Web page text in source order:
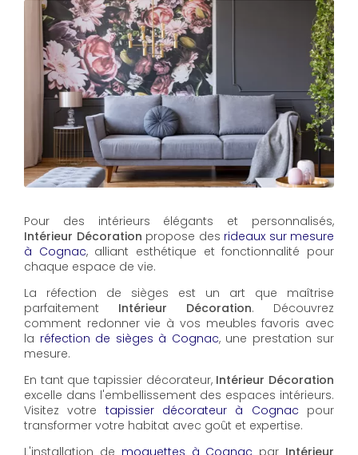
Pour des intérieurs élégants et personnalisés,
Intérieur Décoration propose des rideaux sur mesure
à Cognac, alliant esthétique et fonctionnalité pour
chaque espace de vie.
La réfection de sièges est un art que maîtrise
parfaitement Intérieur Décoration. Découvrez
comment redonner vie à vos meubles favoris avec
la réfection de sièges à Cognac, une prestation sur
mesure.
En tant que tapissier décorateur, Intérieur Décoration
excelle dans l'embellissement des espaces intérieurs.
Visitez votre tapissier décorateur à Cognac pour
transformer votre habitat avec goût et expertise.